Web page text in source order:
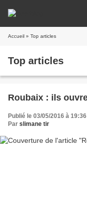
Accueil » Top articles
Top articles
Roubaix : ils
Publié le 03/05/2016 à 19:36
Par slimane tir